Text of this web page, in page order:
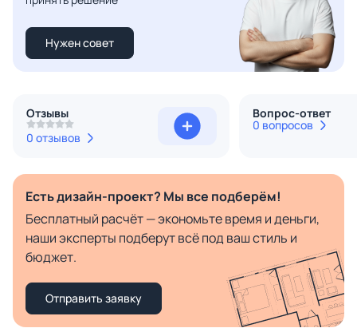
Нужен совет
Отзывы
0 отзывов
Вопрос-ответ
0 вопросов
Есть дизайн-проект? Мы все подберём!
Бесплатный расчёт — экономьте время и деньги,
наши эксперты подберут всё под ваш стиль и
бюджет.
Отправить заявку